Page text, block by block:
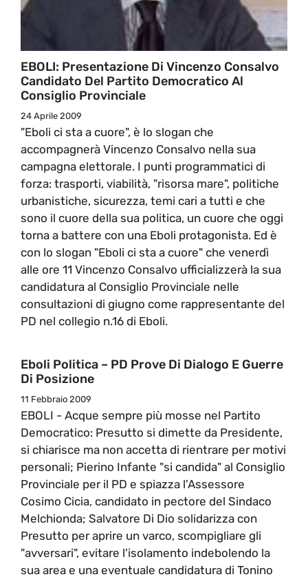
EBOLI: Presentazione Di Vincenzo Consalvo
Candidato Del Partito Democratico Al
Consiglio Provinciale
24 Aprile 2009
"Eboli ci sta a cuore", è lo slogan che
accompagnerà Vincenzo Consalvo nella sua
campagna elettorale. I punti programmatici di
forza: trasporti, viabilità, "risorsa mare", politiche
urbanistiche, sicurezza, temi cari a tutti e che
sono il cuore della sua politica, un cuore che oggi
torna a battere con una Eboli protagonista. Ed è
con lo slogan "Eboli ci sta a cuore" che venerdì
alle ore 11 Vincenzo Consalvo ufficializzerà la sua
candidatura al Consiglio Provinciale nelle
consultazioni di giugno come rappresentante del
PD nel collegio n.16 di Eboli.
Eboli Politica – PD Prove Di Dialogo E Guerre
Di Posizione
11 Febbraio 2009
EBOLI - Acque sempre più mosse nel Partito
Democratico: Presutto si dimette da Presidente,
si chiarisce ma non accetta di rientrare per motivi
personali; Pierino Infante "si candida" al Consiglio
Provinciale per il PD e spiazza l'Assessore
Cosimo Cicia, candidato in pectore del Sindaco
Melchionda; Salvatore Di Dio solidarizza con
Presutto per aprire un varco, scompigliare gli
"avversari", evitare l'isolamento indebolendo la
sua area e una eventuale candidatura di Tonino